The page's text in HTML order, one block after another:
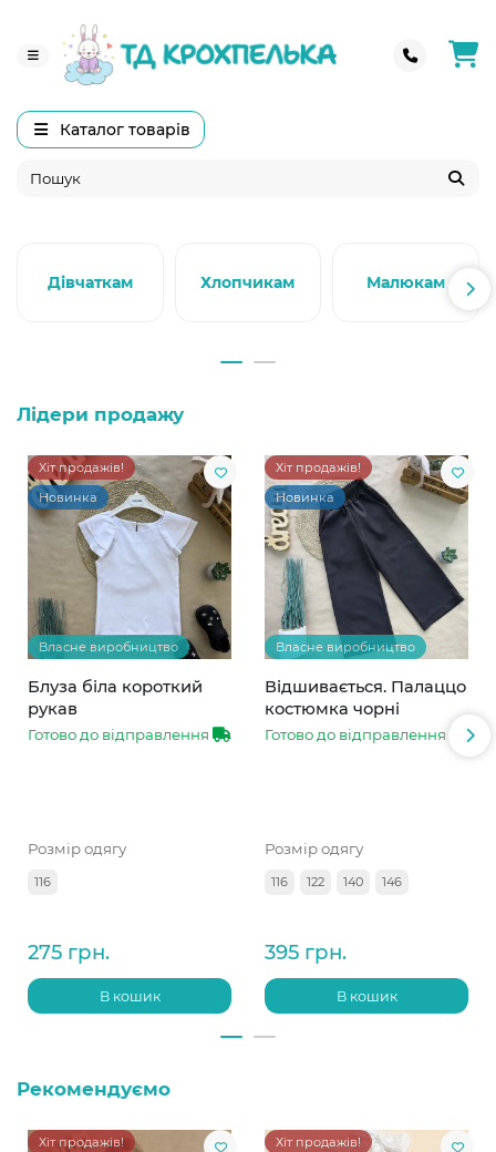
Каталог товарів
Дівчаткам Хлопчикам Малюкам
Лідери продажу
Хіт продажів!
Новинка
Власне виробництво
Блуза біла короткий
рукав
Готово до відправлення
Розмір одягу
116
275 грн.
В кошик
Хіт продажів!
Новинка
Власне виробництво
Відшивається. Палаццо
костюмка чорні
Готово до відправлення
Розмір одягу
116 122 140 146
395 грн.
В кошик
Рекомендуємо
Хіт продажів!
Хіт продажів!